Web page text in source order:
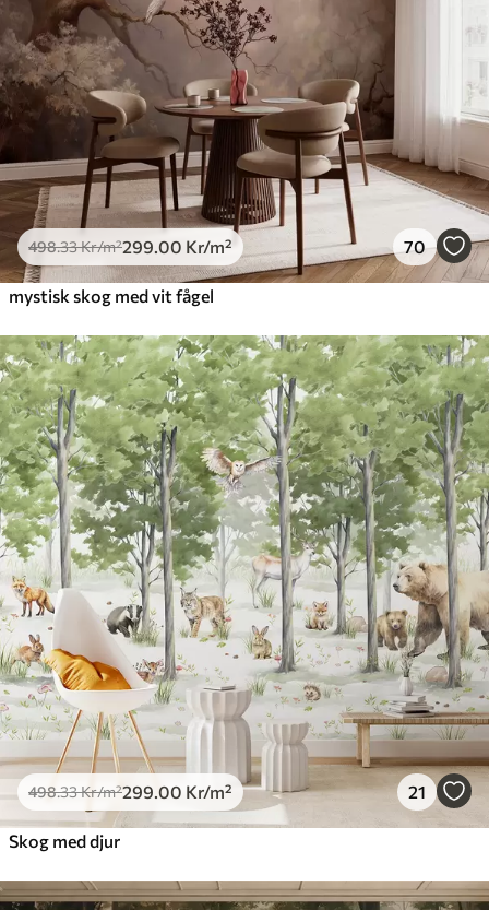
498.33Kr/m²299 .00 Kr/m² 70
mystisk skog med vit fågel
498.33Kr/m²299 .00 Kr/m² 21
Skog med djur